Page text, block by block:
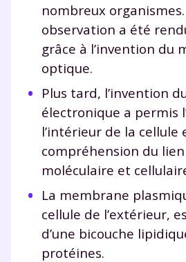
nombreux
observation a été
grâce à l’invention du
optique.
Plus tard, l’invention
électronique a permis
l’intérieur de la cellule
compréhension du
moléculaire et
La membrane
cellule de l’extérieur,
d’une bicouche
protéines.